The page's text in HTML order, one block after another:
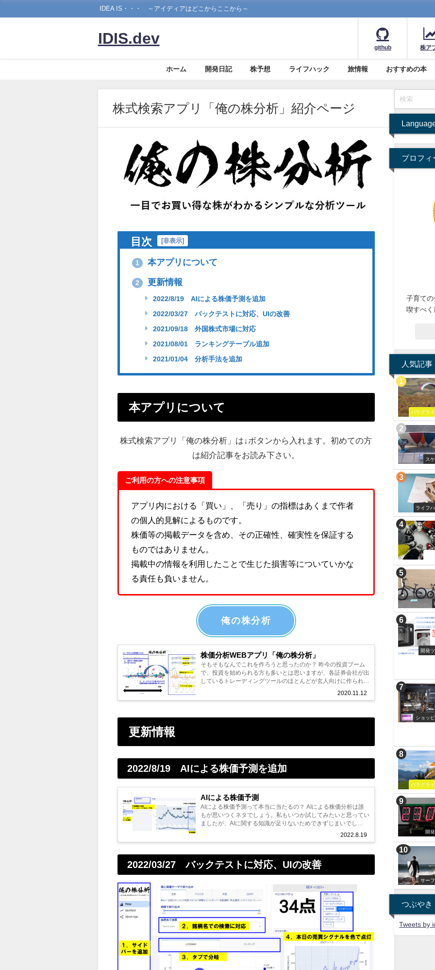
IDEA IS・・・ ～アイディアはどこからここから～
IDIS.dev
github 株ア
ホーム 開発日記 株予想 ライフハック 旅情報 おすすめの本
株式検索アプリ「俺の株分析」紹介ページ
目次 [非表示]
1 本アプリについて
2 更新情報
2022/8/19 AIによる株価予測を追加
2022/03/27 バックテストに対応、UIの改善
2021/09/18 外国株式市場に対応
2021/08/01 ランキングテーブル追加
2021/01/04 分析手法を追加
本アプリについて
株式検索アプリ「俺の株分析」は↓ボタンから入れます。初めての方
は紹介記事をお読み下さい。
ご利用の方への注意事項
アプリ内における「買い」、「売り」の指標はあくまで作者
の個人的見解によるものです。
株価等の掲載データを含め、その正確性、確実性を保証する
ものではありません。
掲載中の情報を利用したことで生じた損害等についていかな
る責任も負いません。
俺の株分析
株価分析WEBアプリ「俺の株分析」
2020.11.12
そもそもなんでこれを作ろうと思ったのか？ 昨今の投資ブーム
で、投資を始められる方も多いとは思いますが、各証券会社が出
しているトレーディングツールのほとんどが玄人向けに作られて
更新情報
2022/8/19 AIによる株価予測を追加
AIによる株価予測
2022.8.19
AIによる株価予測って本当に当たるの？ AIによる株価分析は誰
もが思いつくネタでしょう。私もいつか試してみたいと思ってい
ましたが、AIに関する知識が足りないためできずじまいでし
2022/03/27 バックテストに対応、UIの改善
プロフィ
子育て
喫すべく
人気記事
パラグラ
ス
ライフ
開発
ショッ
パラグラ
開
サー
つぶやき
Tweets by